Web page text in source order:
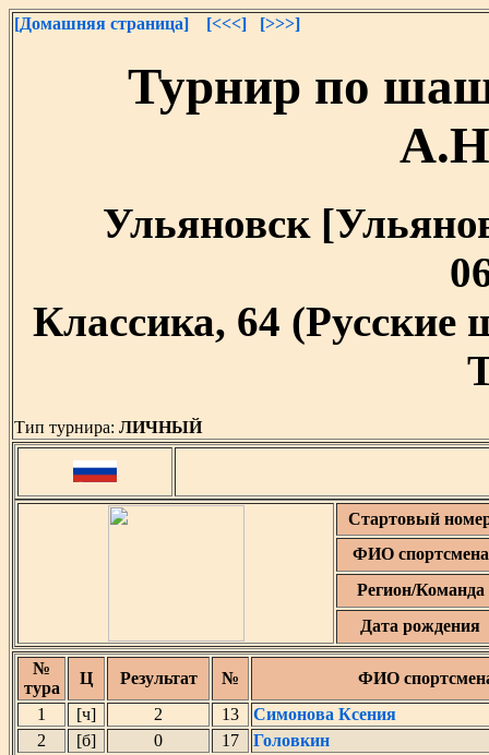
[Домашняя страница] [<<<] [>>>]
Турнир по
Ульяновск
Классика, 64
Тип турнира: ЛИЧНЫЙ
Стартовый
ФИО спортсмена
Регион/Команда
Дата рождения
№
тура
Ц Результат №
ФИО
1
[ч] 2 13
Симонова Ксения
2
[б] 0 17
Головкин